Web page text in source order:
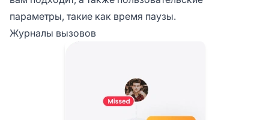
параметры, такие как время паузы.
Журналы вызовов